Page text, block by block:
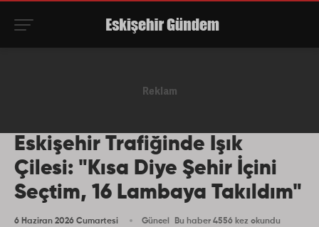
Eskişehir Trafiğinde Işık
Çilesi: "Kısa Diye Şehir İçini
Seçtim, 16 Lambaya Takıldım"
6 Haziran 2026 Cumartesi Güncel Bu haber 4556 kez okundu